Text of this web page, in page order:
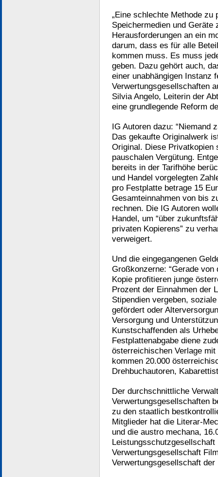
„Eine schlechte Methode zu
Speichermedien und
Herausforderungen an ein
darum, dass es für alle
kommen muss. Es muss
geben. Dazu gehört auch,
einer unabhängigen Instanz
Verwertungsgesellschaften
Silvia Angelo, Leiterin der
eine grundlegende Reform
IG Autoren dazu: “Niemand
Das gekaufte Originalwerk
Original. Diese Privatkopien
pauschalen Vergütung.
bereits in der Tarifhöhe
und Handel vorgelegten
pro Festplatte betrage 15
Gesamteinnahmen von bis
rechnen. Die IG Autoren
Handel, um “über
privaten Kopierens” zu
verweigert.
Und die eingegangenen
Großkonzerne: “Gerade
Kopie profitieren junge
Prozent der Einnahmen der
Stipendien vergeben,
gefördert oder
Versorgung und
Kunstschaffenden als
Festplattenabgabe diene
österreichischen Verlage
kommen 20.000
Drehbuchautoren,
Der durchschnittliche
Verwertungsgesellschaften
zu den staatlich
Mitglieder hat die Literar-
und die austro mechana,
Verwertungsgesellschaft
Verwertungsgesellschaft